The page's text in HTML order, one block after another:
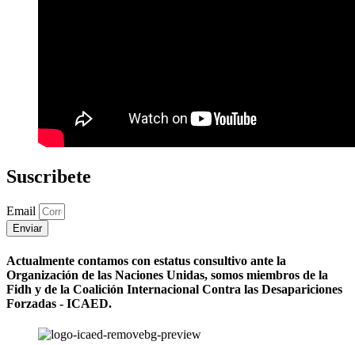
Suscribete
Email
Enviar
Actualmente contamos con estatus consultivo ante la
Organización de las Naciones Unidas, somos miembros de la
Fidh y de la Coalición Internacional Contra las Desapariciones
Forzadas - ICAED.